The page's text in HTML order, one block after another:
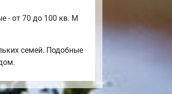
- от 70 до 100 кв. М
семей. Подобные